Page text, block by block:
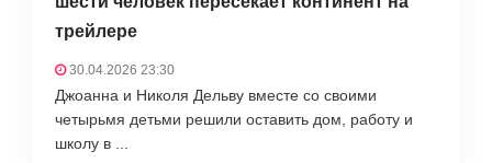
трейлере
30.04.2026 23:30
Джоанна и Николя Дельву вместе со своими
четырьмя детьми решили оставить дом, работу и
школу в ...